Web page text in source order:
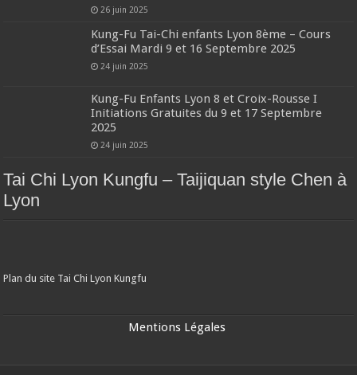
26 juin 2025
Kung-Fu Tai-Chi enfants Lyon 8ème – Cours
d’Essai Mardi 9 et 16 Septembre 2025
24 juin 2025
Kung-Fu Enfants Lyon 8 et Croix-Rousse I
Initiations Gratuites du 9 et 17 Septembre
2025
24 juin 2025
Tai Chi Lyon Kungfu – Taijiquan style Chen à
Lyon
Plan du site Tai Chi Lyon Kungfu
Mentions Légales